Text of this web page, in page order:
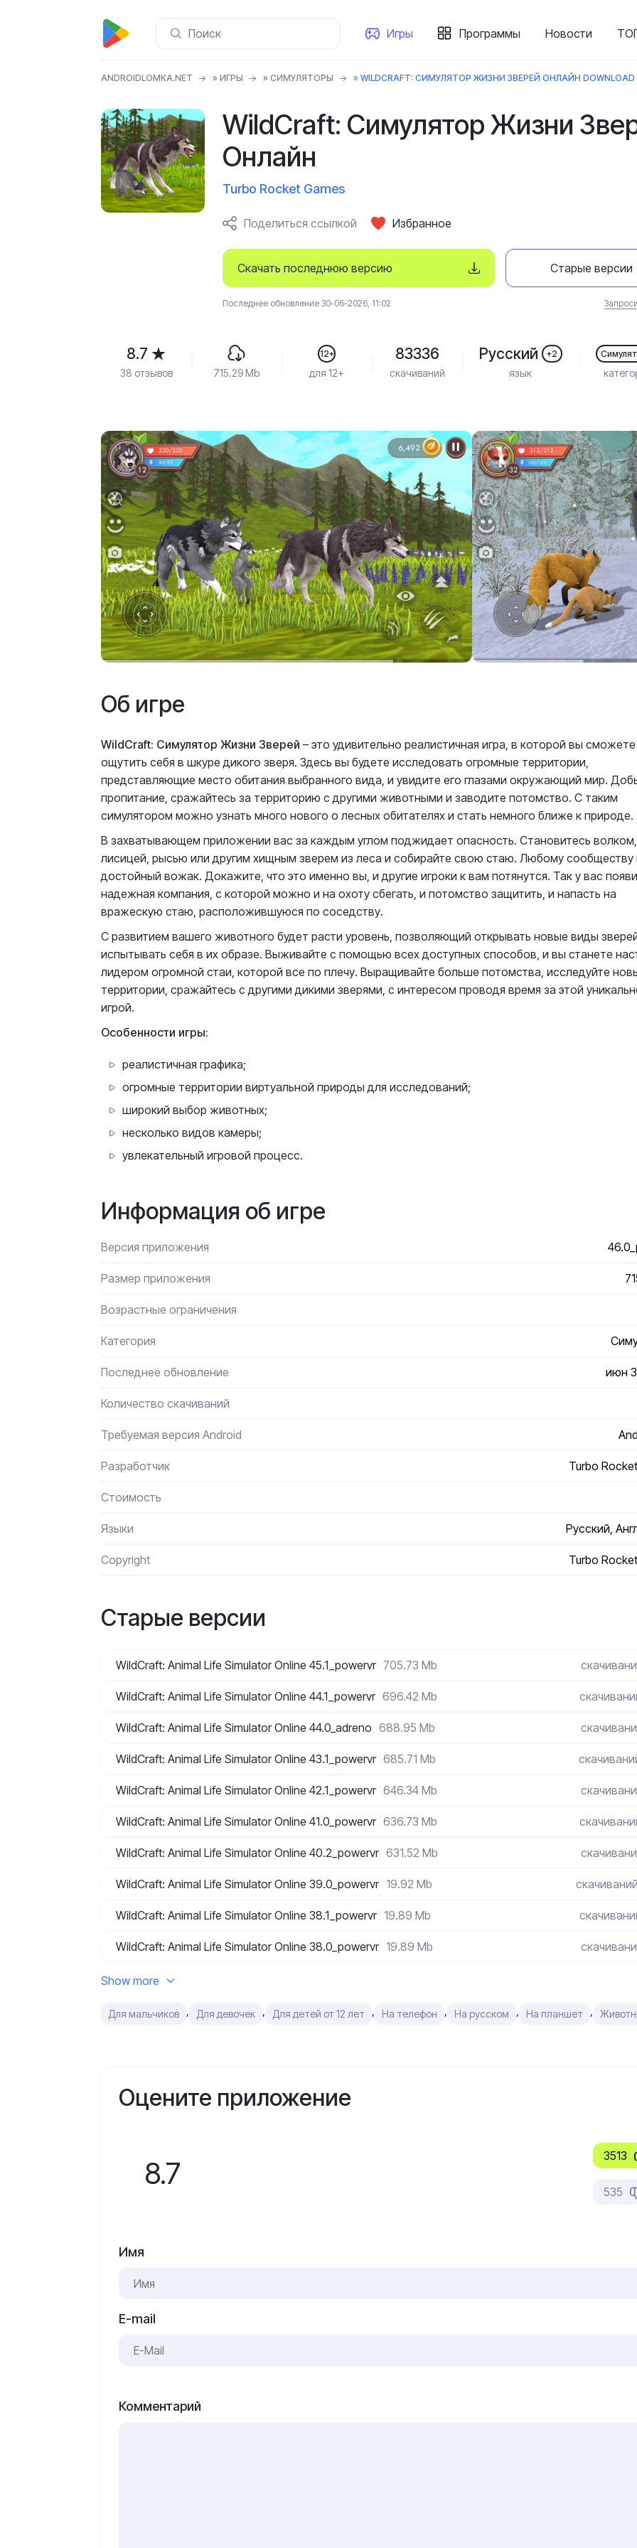
Игры Программы Новости
ANDROIDLOMKA.NET » ИГРЫ » СИМУЛЯТОРЫ » WILDCRAFT: СИМУЛЯТОР ЖИЗНИ ЗВЕРЕЙ ОНЛАЙН DOWNLOAD
WildCraft: Симулятор Жизни
Онлайн
Turbo Rocket Games
Поделиться ссылкой Избранное
Скачать последнюю версию Старые версии
Последнее обновление 30-06-2026, 11:02
8.7
38 отзывов 715.29 Mb
12+
для 12+
83336
скачиваний
Русский +2
язык
Об игре
WildCraft: Симулятор Жизни Зверей – это удивительно реалистичная игра, в которой вы сможете
ощутить себя в шкуре дикого зверя. Здесь вы будете исследовать огромные территории,
представляющие место обитания выбранного вида, и увидите его глазами окружающий мир.
пропитание, сражайтесь за территорию с другими животными и заводите потомство. С таким
симулятором можно узнать много нового о лесных обитателях и стать немного ближе к природе.
В захватывающем приложении вас за каждым углом поджидает опасность. Становитесь волком,
лисицей, рысью или другим хищным зверем из леса и собирайте свою стаю. Любому сообществу
достойный вожак. Докажите, что это именно вы, и другие игроки к вам потянутся. Так у вас
надежная компания, с которой можно и на охоту сбегать, и потомство защитить, и напасть на
вражескую стаю, расположившуюся по соседству.
С развитием вашего животного будет расти уровень, позволяющий открывать новые виды
испытывать себя в их образе. Выживайте с помощью всех доступных способов, и вы станете
лидером огромной стаи, которой все по плечу. Выращивайте больше потомства, исследуйте
территории, сражайтесь с другими дикими зверями, с интересом проводя время за этой
игрой.
Особенности игры:
реалистичная графика;
огромные территории виртуальной природы для исследований;
широкий выбор животных;
несколько видов камеры;
увлекательный игровой процесс.
Информация об игре
Версия приложения
Размер приложения
Возрастные ограничения
Категория
Последнее обновление июн
Количество скачиваний
Требуемая версия Android
Разработчик Turbo
Стоимость
Языки Русский,
Сopyright Turbo
Старые версии
WildCraft: Animal Life Simulator Online 45.1_powervr 705.73 Mb
WildCraft: Animal Life Simulator Online 44.1_powervr 696.42 Mb
WildCraft: Animal Life Simulator Online 44.0_adreno 688.95 Mb
WildCraft: Animal Life Simulator Online 43.1_powervr 685.71 Mb
WildCraft: Animal Life Simulator Online 42.1_powervr 646.34 Mb
WildCraft: Animal Life Simulator Online 41.0_powervr 636.73 Mb
WildCraft: Animal Life Simulator Online 40.2_powervr 631.52 Mb
WildCraft: Animal Life Simulator Online 39.0_powervr 19.92 Mb
WildCraft: Animal Life Simulator Online 38.1_powervr 19.89 Mb
WildCraft: Animal Life Simulator Online 38.0_powervr 19.89 Mb
Show more
Для мальчиков , Для девочек , Для детей от 12 лет , На телефон , На русском , На планшет ,
Оцените приложение
8.7 3513
535
Имя
E-mail
Комментарий